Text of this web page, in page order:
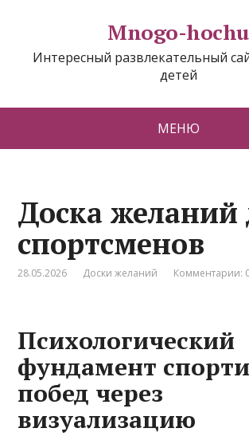
Mnogo-hochu
Интересный развлекательный
детей
МЕНЮ
Доска желаний
спортсменов
28.05.2026 Доски желаний Комментарии:
Психологический
фундамент
побед через
визуализацию